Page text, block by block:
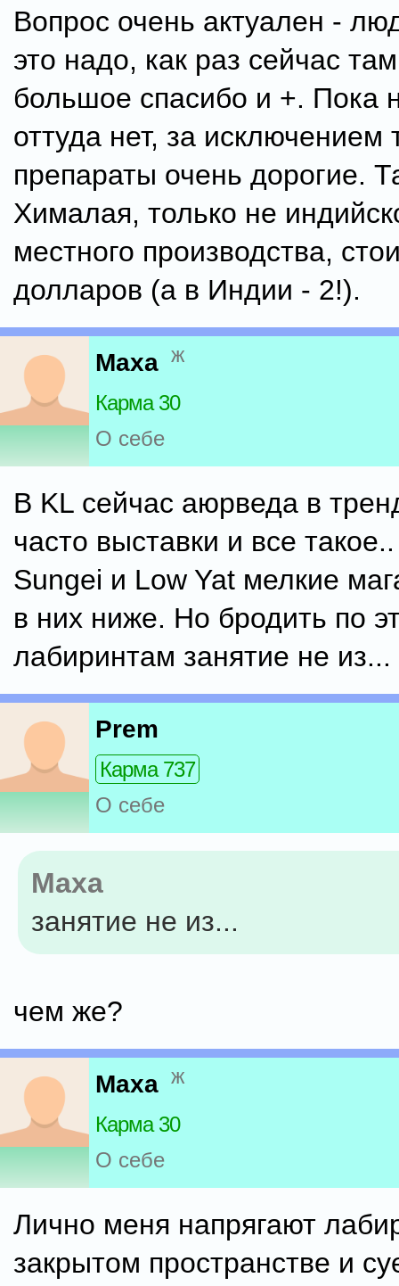
Вопрос очень актуален -
это надо, как раз сейчас
большое спасибо и +. Пока
оттуда нет, за исключением
препараты очень дорогие.
Хималая, только не
местного производства,
долларов (а в Индии - 2!).
Maxa ж
Карма 30
О себе
В KL сейчас аюрведа в
часто выставки и все
Sungei и Low Yat мелкие
в них ниже. Но бродить по
лабиринтам занятие не из...
Prem
Карма 737
О себе
Maxa
занятие не из...
чем же?
Maxa ж
Карма 30
О себе
Лично меня напрягают
закрытом пространстве и